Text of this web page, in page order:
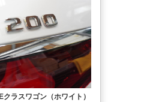
ラスワゴン（ホワイト）